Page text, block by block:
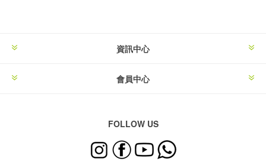
資訊中心
會員中心
FOLLOW US